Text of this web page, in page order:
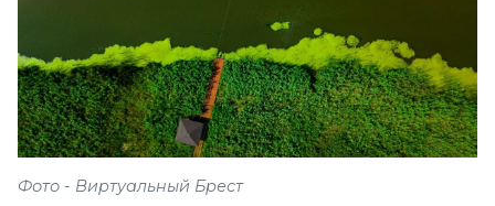
Фото - Виртуальный Брест